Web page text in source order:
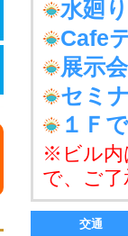
水廻
Cafe
展示
セミ
１Ｆ
※ビル内
で、ご
交通